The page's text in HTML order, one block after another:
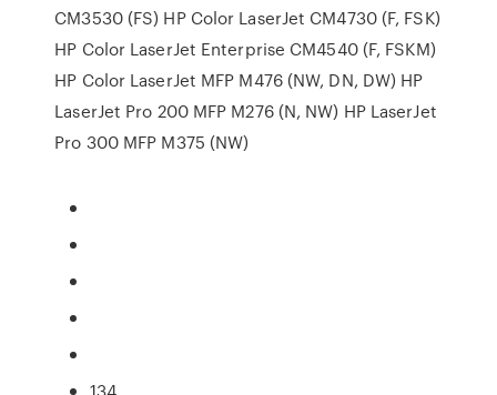
CM3530 (FS) HP Color LaserJet CM4730 (F, FSK)
HP Color LaserJet Enterprise CM4540 (F, FSKM)
HP Color LaserJet MFP M476 (NW, DN, DW) HP
LaserJet Pro 200 MFP M276 (N, NW) HP LaserJet
Pro 300 MFP M375 (NW)
134